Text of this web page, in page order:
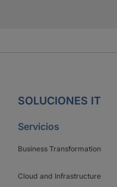
SOLUCIONES IT
Servicios
Business Transformation
Cloud and Infrastructure